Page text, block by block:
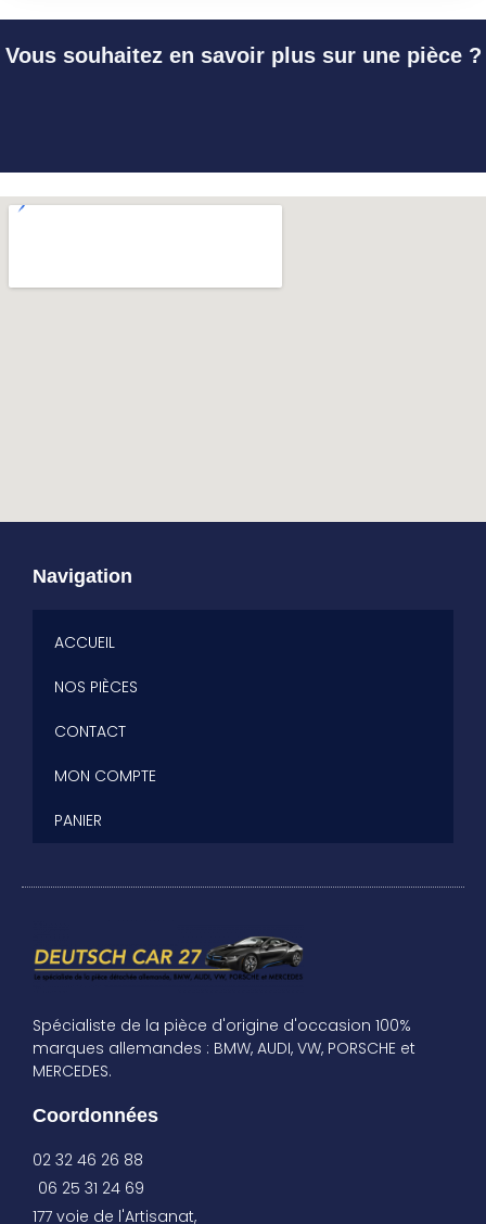
Vous souhaitez en savoir plus sur une pièce ?
Navigation
ACCUEIL
NOS PIÈCES
CONTACT
MON COMPTE
PANIER
Spécialiste de la pièce d'origine d'occasion 100%
marques allemandes : BMW, AUDI, VW, PORSCHE et
MERCEDES.
Coordonnées
02 32 46 26 88
06 25 31 24 69
177 voie de l'Artisanat,